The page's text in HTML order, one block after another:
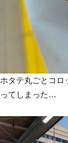
ホタテ丸ごとコロ
ってしまった…